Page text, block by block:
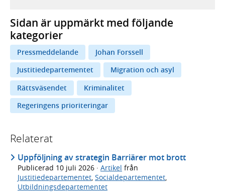
Sidan är uppmärkt med följande
kategorier
Pressmeddelande
Johan Forssell
Justitiedepartementet
Migration och asyl
Rättsväsendet
Kriminalitet
Regeringens prioriteringar
Relaterat
Uppföljning av strategin Barriärer mot brott
Publicerad 10 juli 2026 · Artikel från
Justitiedepartementet Socialdepartementet
Utbildningsdepartementet